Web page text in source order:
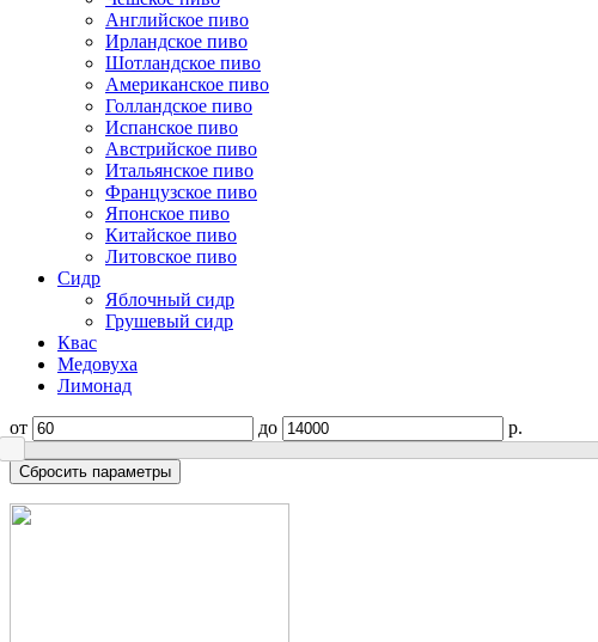
Английское пиво
Ирландское пиво
Шотландское пиво
Американское пиво
Голландское пиво
Испанское пиво
Австрийское пиво
Итальянское пиво
Французское пиво
Японское пиво
Китайское пиво
Литовское пиво
Сидр
Яблочный сидр
Грушевый сидр
Квас
Медовуха
Лимонад
от до р.